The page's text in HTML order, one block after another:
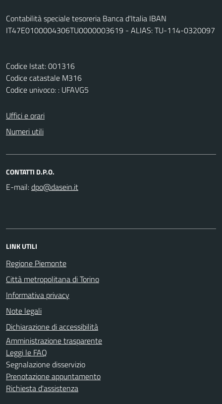
Contabilità speciale tesoreria Banca d'Italia IBAN
IT47E0100004306TU0000003619 - ALIAS: TU-114-0320097
Codice Istat: 001316
Codice catastale M316
Codice univoco: : UFAVG5
Uffici e orari
Numeri utili
CONTATTI D.P.O.
E-mail:
LINK UTILI
Regione Piemonte
Città metropolitana di Torino
Informativa privacy
Note legali
Dichiarazione di accessibilità
Amministrazione trasparente
Leggi le FAQ
Segnalazione disservizio
Prenotazione appuntamento
Richiesta d'assistenza